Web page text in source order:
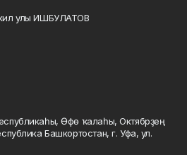
улы ИШБУЛАТОВ
Өфө ҡалаһы, Октябрҙең
Башкортостан, г. Уфа, ул.